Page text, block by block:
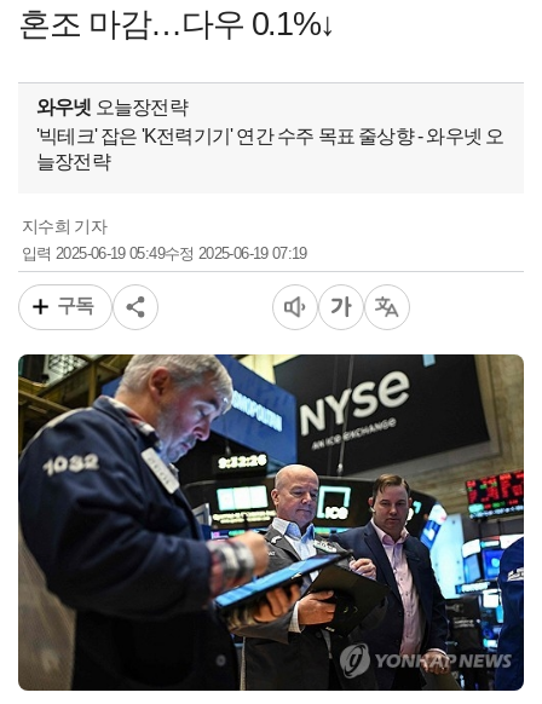
혼조 마감…다우 0.1%↓
와우넷 오늘장전략
'빅테크' 잡은 'K전력기기' 연간 수주 목표 줄상향 - 와우넷 오
늘장전략
지수희 기자
입력 2025-06-19 05:49수정 2025-06-19 07:19
구독